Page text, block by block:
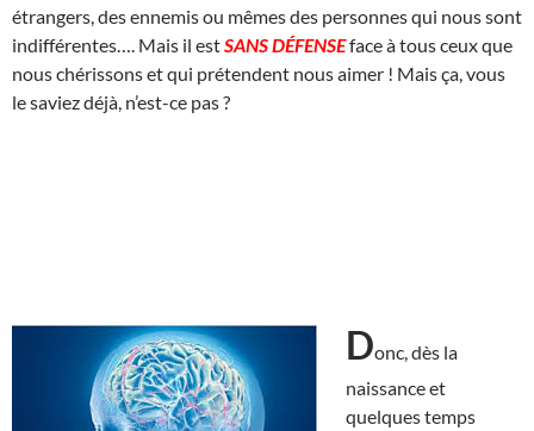
étrangers, des ennemis ou mêmes des personnes qui nous sont
indifférentes…. Mais il estSANS DÉFENSEface à tous ceux que
nous chérissons et qui prétendent nous aimer ! Mais ça, vous
le saviez déjà, n’est-ce pas ?
Donc, dès la
naissance et
quelques temps